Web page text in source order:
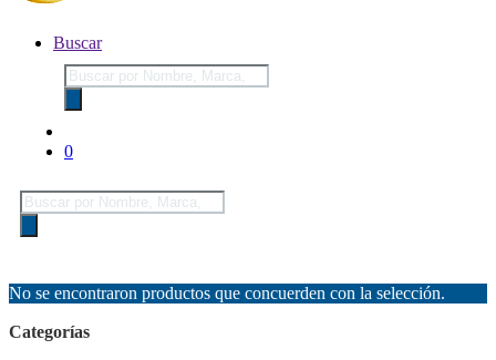
Buscar
Búsqueda
de
productos
0
Búsqueda
de
productos
No se encontraron productos que concuerden con la selección.
Categorías